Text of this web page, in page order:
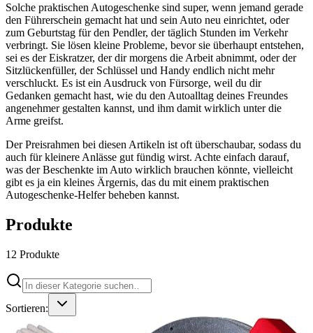
Solche praktischen Autogeschenke sind super, wenn jemand gerade
den Führerschein gemacht hat und sein Auto neu einrichtet, oder
zum Geburtstag für den Pendler, der täglich Stunden im Verkehr
verbringt. Sie lösen kleine Probleme, bevor sie überhaupt entstehen,
sei es der Eiskratzer, der dir morgens die Arbeit abnimmt, oder der
Sitzlückenfüller, der Schlüssel und Handy endlich nicht mehr
verschluckt. Es ist ein Ausdruck von Fürsorge, weil du dir
Gedanken gemacht hast, wie du den Autoalltag deines Freundes
angenehmer gestalten kannst, und ihm damit wirklich unter die
Arme greifst.
Der Preisrahmen bei diesen Artikeln ist oft überschaubar, sodass du
auch für kleinere Anlässe gut fündig wirst. Achte einfach darauf,
was der Beschenkte im Auto wirklich brauchen könnte, vielleicht
gibt es ja ein kleines Ärgernis, das du mit einem praktischen
Autogeschenke-Helfer beheben kannst.
Produkte
12 Produkte
Sortieren: